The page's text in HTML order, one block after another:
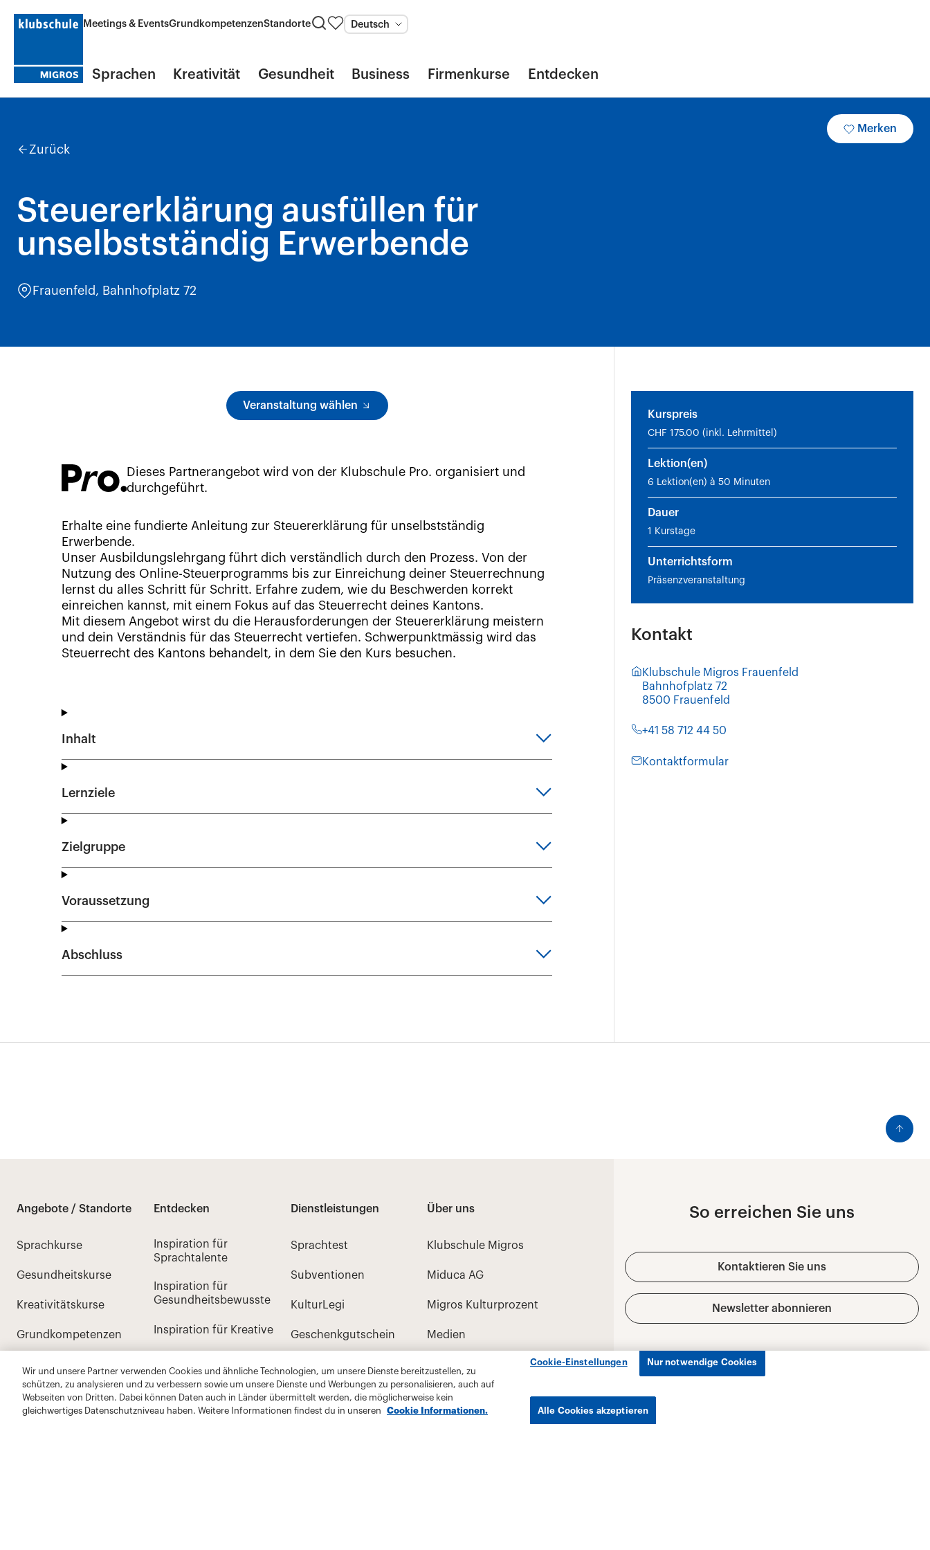
Wir und unsere Partner verwenden Cookies und ähnliche Technologien, um unsere Dienste bereitzustellen, zu
schützen, zu analysieren und zu verbessern sowie um unsere Dienste und Werbungen zu personalisieren, auch auf
Webseiten von Dritten. Dabei können Daten auch in Länder übermittelt werden, die möglicherweise kein
gleichwertiges Datenschutzniveau haben. Weitere Informationen findest du in unseren
Cookie Informationen.
Cookie-Einstellungen Nur notwendige Cookies
Alle Cookies akzeptieren